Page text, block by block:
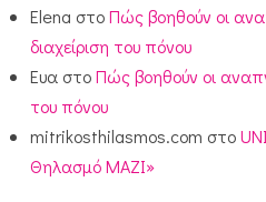
Elena στοΠώς βοηθούν οι
διαχείριση του πόνου
Ευα στοΠώς βοηθούν οι
του πόνου
mitrikosthilasmos.com στο
Θηλασμό ΜΑΖΙ»